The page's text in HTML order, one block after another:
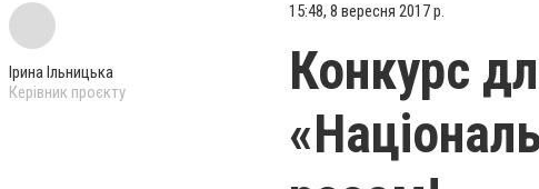
Ірина Ільницька
Керівник проєкту
15:48, 8 вересня 2017 р.
Конкурс